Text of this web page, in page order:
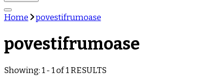
Home povestifrumoase
povestifrumoase
Showing: 1 - 1 of 1 RESULTS